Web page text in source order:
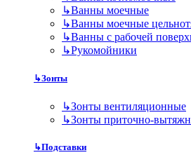
↳Ванны моечные
↳Ванны моечные
↳Ванны с рабочей
↳Рукомойники
↳Зонты
↳Зонты вентиляционные
↳Зонты приточно-
↳Подставки